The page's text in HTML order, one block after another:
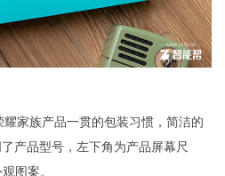
家族产品一贯的包装习惯，简洁的
产品型号，左下角为产品屏幕尺
图案。